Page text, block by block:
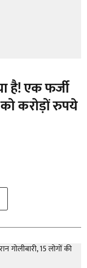
है! एक फर्जी
करोड़ों रुपये